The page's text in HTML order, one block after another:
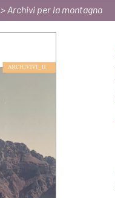
> Archivi per la montagna